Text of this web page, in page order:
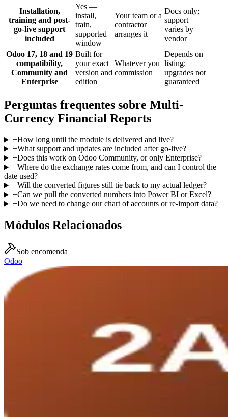
Installation,
training and post-
go-live support
included
Yes —
install,
train,
supported
window
Your team or a
contractor
arranges it
Docs only;
support
varies by
vendor
Odoo 17, 18 and 19
compatibility,
Community and
Enterprise
Built for
your exact
version and
edition
Whatever you
commission
Depends on
listing;
upgrades not
guaranteed
Perguntas frequentes sobre Multi-
Currency Financial Reports
+How long until the module is delivered and live?
+What support and updates are included after go-live?
+Does this work on Odoo Community, or only Enterprise?
+Where do the exchange rates come from, and can I control the
date used?
+Will the converted figures still tie back to my actual ledger?
+Can we pull the converted numbers into Power BI or Excel?
+Do we need to change our chart of accounts or re-import data?
Módulos Relacionados
Sob encomenda
Odoo